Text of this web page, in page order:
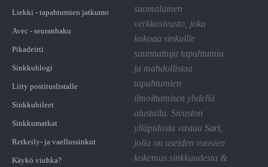
Liekki - tapahtumien jatkumo
Avec - seuranhaku
Pikadeitti
Sinkkublogi
Liity postituslistalle
Sinkkubileet
Sinkkumatkat
Retkeily- ja vaellussinkut
Käykö viuhka?
suomalainen
verkkosivusto, joka
kokoaa sinkuille
suunnattuja tapahtumia
ja mahdollistaa
tapahtumien
ilmoittamisen yhdellä
alustalla. Sivuston
ylläpidosta vastaa Sari
jolla on useiden vuosien
kokemus sinkkuudesta &